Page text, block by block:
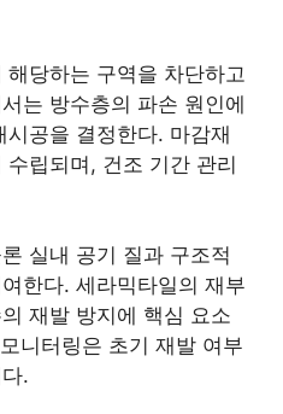
당하는 구역을 차단하고
는 방수층의 파손 원인에
공을 결정한다. 마감재
립되며, 건조 기간 관리
실내 공기 질과 구조적
한다. 세라믹타일의 재부
재발 방지에 핵심 요소
니터링은 초기 재발 여부
.